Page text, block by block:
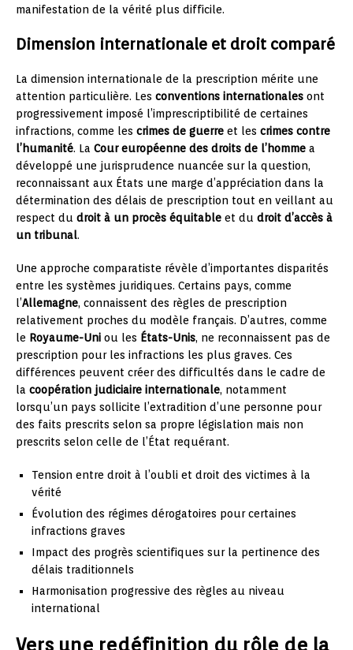
manifestation de la vérité plus difficile.
Dimension internationale et droit comparé
La dimension internationale de la prescription mérite une
attention particulière. Les conventions internationales ont
progressivement imposé l’imprescriptibilité de certaines
infractions, comme les crimes de guerre et les crimes contre
l’humanité. La Cour européenne des droits de l’homme a
développé une jurisprudence nuancée sur la question,
reconnaissant aux États une marge d’appréciation dans la
détermination des délais de prescription tout en veillant au
respect du droit à un procès équitable et du droit d’accès à
un tribunal.
Une approche comparatiste révèle d’importantes disparités
entre les systèmes juridiques. Certains pays, comme
l’Allemagne, connaissent des règles de prescription
relativement proches du modèle français. D’autres, comme
le Royaume-Uni ou les États-Unis, ne reconnaissent pas de
prescription pour les infractions les plus graves. Ces
différences peuvent créer des difficultés dans le cadre de
la coopération judiciaire internationale, notamment
lorsqu’un pays sollicite l’extradition d’une personne pour
des faits prescrits selon sa propre législation mais non
prescrits selon celle de l’État requérant.
Tension entre droit à l’oubli et droit des victimes à la
vérité
Évolution des régimes dérogatoires pour certaines
infractions graves
Impact des progrès scientifiques sur la pertinence des
délais traditionnels
Harmonisation progressive des règles au niveau
international
Vers une redéfinition du rôle de la